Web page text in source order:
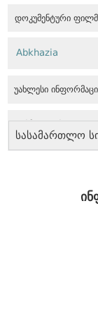
დოკუმენტური
სასამართლო
Abkhazia
უახლესი